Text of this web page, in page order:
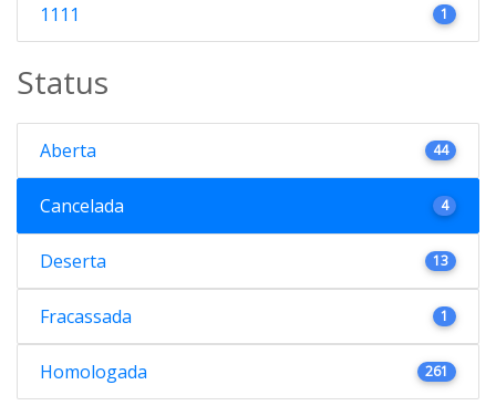
1111 1
Status
Aberta 44
Cancelada 4
Deserta 13
Fracassada 1
Homologada 261